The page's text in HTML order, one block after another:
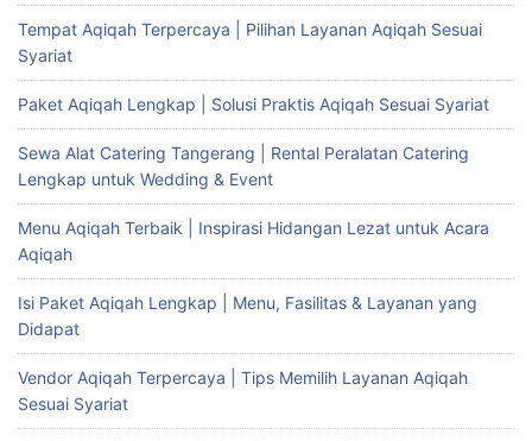
Tempat Aqiqah Terpercaya | Pilihan Layanan Aqiqah Sesuai
Syariat
Paket Aqiqah Lengkap | Solusi Praktis Aqiqah Sesuai Syariat
Sewa Alat Catering Tangerang | Rental Peralatan Catering
Lengkap untuk Wedding & Event
Menu Aqiqah Terbaik | Inspirasi Hidangan Lezat untuk Acara
Aqiqah
Isi Paket Aqiqah Lengkap | Menu, Fasilitas & Layanan yang
Didapat
Vendor Aqiqah Terpercaya | Tips Memilih Layanan Aqiqah
Sesuai Syariat